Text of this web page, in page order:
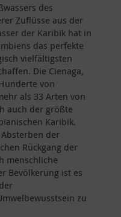
des
Zuflüsse aus der
der Karibik hat in
das perfekte
vielfältigsten
Die Cienaga,
von
als 33 Arten von
auch der größte
Karibik.
der
Rückgang der
menschliche
Bevölkerung ist es
zu